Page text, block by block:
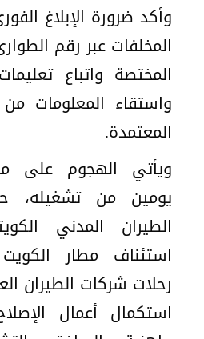
وأكد ضرورة الإبلاغ
المختصة واتباع
واستقاء المعلومات
المعتمدة.
ويأتي الهجوم على
يومين من تشغيله،
الطيران المدني
استئناف مطار
رحلات شركات الطيران
استكمال أعمال